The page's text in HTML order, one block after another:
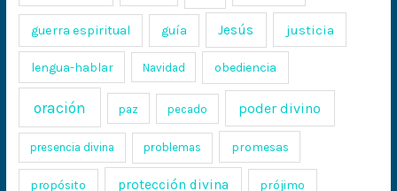
guerra espiritual guía Jesús justicia
lengua-hablar Navidad obediencia
oración paz pecado poder divino
presencia divina problemas promesas
propósito protección divina prójimo